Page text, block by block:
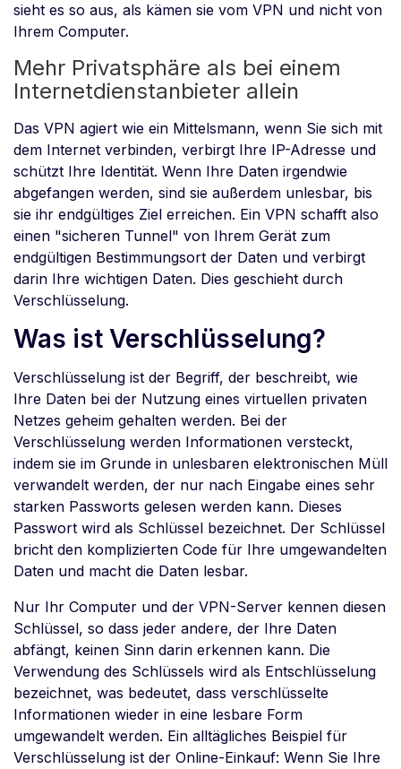
sieht es so aus, als kämen sie vom VPN und nicht von
Ihrem Computer.
Mehr Privatsphäre als bei einem
Internetdienstanbieter allein
Das VPN agiert wie ein Mittelsmann, wenn Sie sich mit
dem Internet verbinden, verbirgt Ihre IP-Adresse und
schützt Ihre Identität. Wenn Ihre Daten irgendwie
abgefangen werden, sind sie außerdem unlesbar, bis
sie ihr endgültiges Ziel erreichen. Ein VPN schafft also
einen "sicheren Tunnel" von Ihrem Gerät zum
endgültigen Bestimmungsort der Daten und verbirgt
darin Ihre wichtigen Daten. Dies geschieht durch
Verschlüsselung.
Was ist Verschlüsselung?
Verschlüsselung ist der Begriff, der beschreibt, wie
Ihre Daten bei der Nutzung eines virtuellen privaten
Netzes geheim gehalten werden. Bei der
Verschlüsselung werden Informationen versteckt,
indem sie im Grunde in unlesbaren elektronischen Müll
verwandelt werden, der nur nach Eingabe eines sehr
starken Passworts gelesen werden kann. Dieses
Passwort wird als Schlüssel bezeichnet. Der Schlüssel
bricht den komplizierten Code für Ihre umgewandelten
Daten und macht die Daten lesbar.
Nur Ihr Computer und der VPN-Server kennen diesen
Schlüssel, so dass jeder andere, der Ihre Daten
abfängt, keinen Sinn darin erkennen kann. Die
Verwendung des Schlüssels wird als Entschlüsselung
bezeichnet, was bedeutet, dass verschlüsselte
Informationen wieder in eine lesbare Form
umgewandelt werden. Ein alltägliches Beispiel für
Verschlüsselung ist der Online-Einkauf: Wenn Sie Ihre